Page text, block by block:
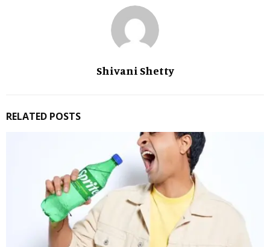
Shivani Shetty
RELATED POSTS